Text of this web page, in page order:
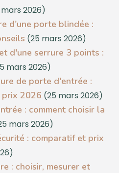
2026)
d'une porte blindée :
(25 mars 2026)
d'une serrure 3 points :
mars 2026)
de porte d'entrée :
2026 (25 mars 2026)
: comment choisir la
mars 2026)
: comparatif et prix
: choisir, mesurer et